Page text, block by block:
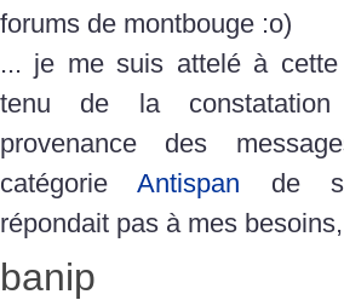
forums de montbouge :o)
... je me suis attelé à cette
tenu de la
provenance des
catégorieAntispan de
répondait pas à mes
banip